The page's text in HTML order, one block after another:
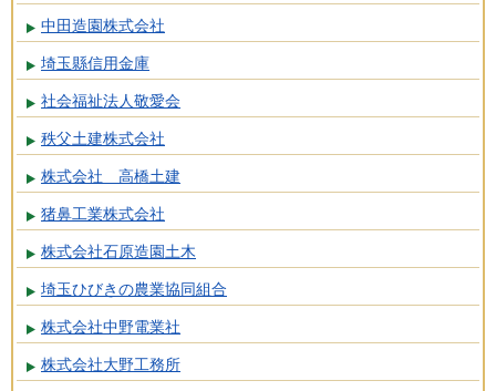
中田造園株式会社
埼玉縣信用金庫
社会福祉法人敬愛会
秩父土建株式会社
株式会社 高橋土建
猪鼻工業株式会社
株式会社石原造園土木
埼玉ひびきの農業協同組合
株式会社中野電業社
株式会社大野工務所